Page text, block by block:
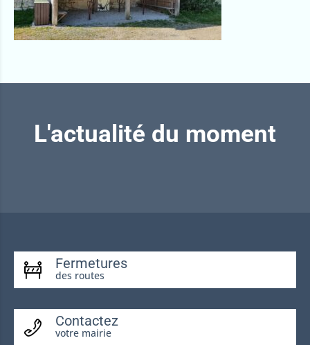
L'actualité du moment
Fermetures
des routes
Contactez
votre mairie